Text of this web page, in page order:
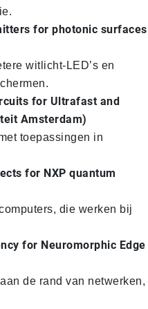
for photonic surfaces
witlicht-LED’s en
for Ultrafast and
Amsterdam)
toepassingen in
for NXP quantum
die werken bij
for Neuromorphic Edge
de rand van netwerken,